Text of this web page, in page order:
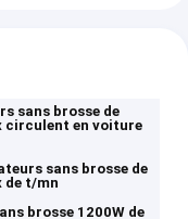
sans brosse de
circulent en voiture
sans brosse de
de t/mn
brosse 1200W de